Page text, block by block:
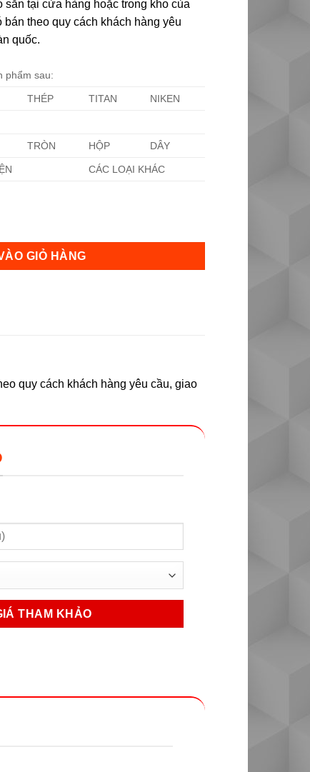
sẵn tại cửa hàng hoặc trong kho của
bán theo quy cách khách hàng yêu
quốc.
phẩm sau:
THÉP TITAN NIKEN
TRÒN HỘP DÂY
CÁC LOẠI KHÁC
GIỎ HÀNG
quy cách khách hàng yêu cầu, giao